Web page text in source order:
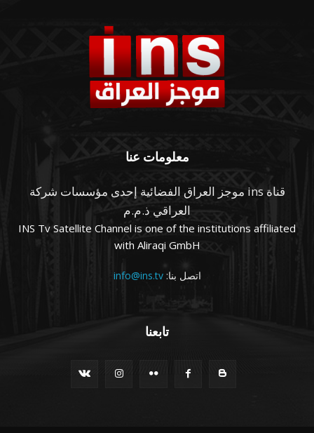
معلومات عنا
قناة ins موجز العراق الفضائية إحدى مؤسسات شركة
العراقي ذ.م.م
INS Tv Satellite Channel is one of the institutions affiliated
with Aliraqi GmbH
اتصل بنا:info@ins.tv
تابعنا